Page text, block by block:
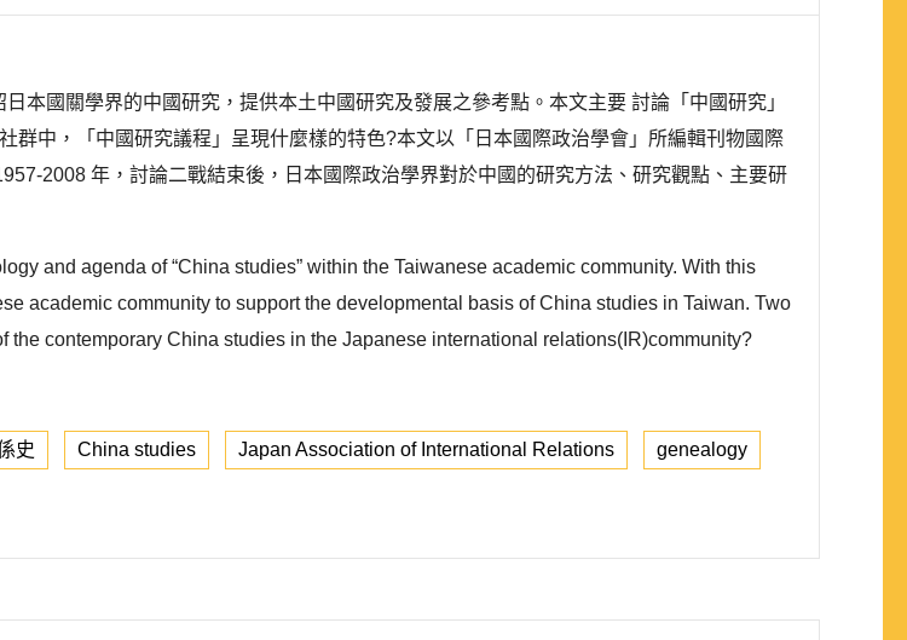
本國關學界的中國研究，提供本土中國研究及發展之參考點。本文主要 討論「中國研究」
中，「中國研究議程」呈現什麼樣的特色?本文以「日本國際政治學會」所編輯刊物國際
2008 年，討論二戰結束後，日本國際政治學界對於中國的研究方法、研究觀點、主要研
and agenda of “China studies” within the Taiwanese academic community. With this
academic community to support the developmental basis of China studies in Taiwan. Two
contemporary China studies in the Japanese international relations(IR)community?
史 China studies Japan Association of International Relations genealogy